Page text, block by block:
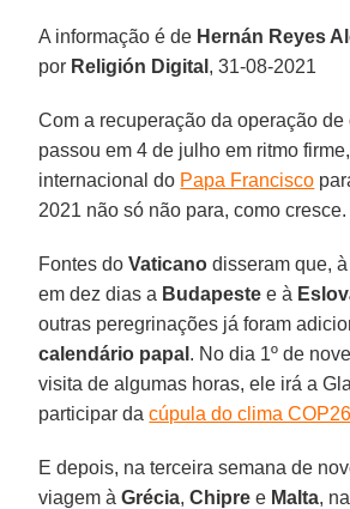
A informação é de Hernán Reyes
por Religión Digital , 31-08-2021
Com a recuperação da operação de
passou em 4 de julho em ritmo
internacional do Papa Francisco
2021 não só não para, como cresce.
Fontes doVaticano disseram que,
em dez dias a Budapeste e à
outras peregrinações já foram
calendário papal . No dia 1º de
visita de algumas horas, ele irá a
participar dacúpula do clima COP26
E depois, na terceira semana de
viagem àGrécia,Chipre e Malta,